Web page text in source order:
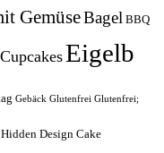
GemüseBagel BBQ
CupcakesEigelb
Gebäck Glutenfrei Glutenfrei;
Hidden Design Cake